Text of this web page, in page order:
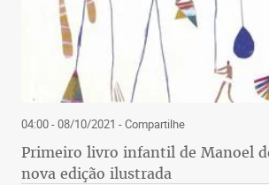
04:00 - 08/10/2021 - Compartilhe
Primeiro livro infantil de Manoel
nova edição ilustrada